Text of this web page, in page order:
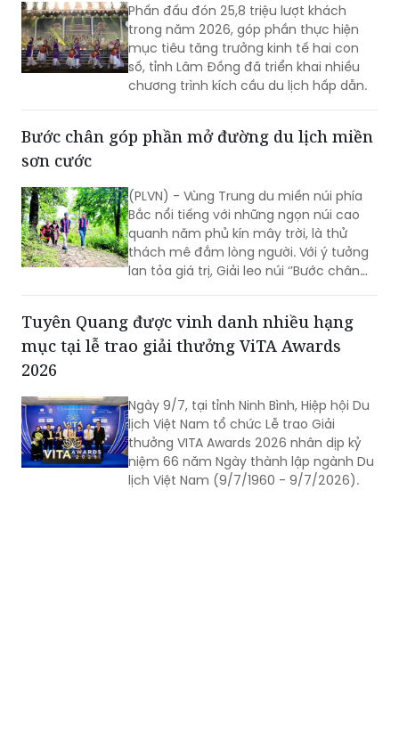
Phấn đấu đón 25,8 triệu lượt khách
trong năm 2026, góp phần thực hiện
mục tiêu tăng trưởng kinh tế hai con
số, tỉnh Lâm Đồng đã triển khai nhiều
chương trình kích cầu du lịch hấp dẫn.
Bước chân góp phần mở đường du lịch miền
sơn cước
(PLVN) - Vùng Trung du miền núi phía
Bắc nổi tiếng với những ngọn núi cao
quanh năm phủ kín mây trời, là thử
thách mê đắm lòng người. Với ý tưởng
lan tỏa giá trị, Giải leo núi ‘’Bước chân
miền sơn cước.
Tuyên Quang được vinh danh nhiều hạng
mục tại lễ trao giải thưởng ViTA Awards
2026
Ngày 9/7, tại tỉnh Ninh Bình, Hiệp hội Du
lịch Việt Nam tổ chức Lễ trao Giải
thưởng VITA Awards 2026 nhân dịp kỷ
niệm 66 năm Ngày thành lập ngành Du
lịch Việt Nam (9/7/1960 - 9/7/2026).